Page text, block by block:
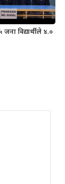
जना विद्यार्थीले ४.०